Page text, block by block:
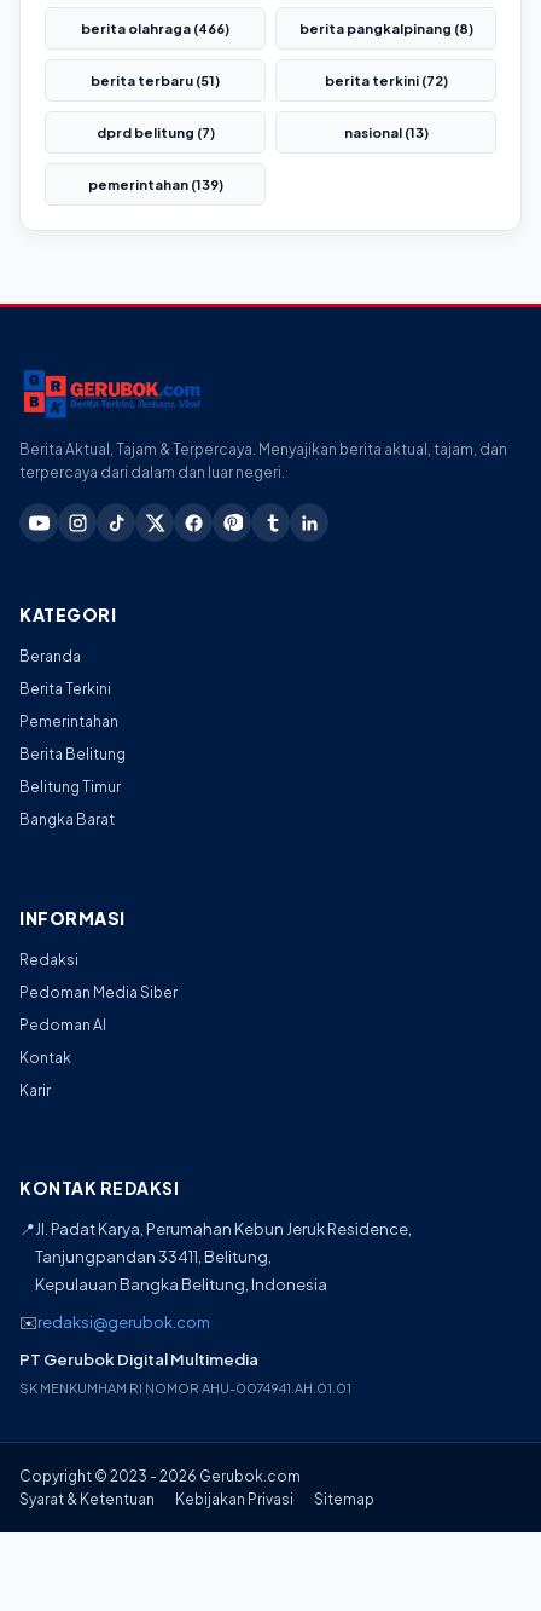
berita olahraga (466) berita pangkalpinang (8)
berita terbaru (51) berita terkini (72)
dprd belitung (7) nasional (13)
pemerintahan (139)
Berita Aktual, Tajam & Terpercaya. Menyajikan berita aktual, tajam, dan
terpercaya dari dalam dan luar negeri.
KATEGORI
Beranda
Berita Terkini
Pemerintahan
Berita Belitung
Belitung Timur
Bangka Barat
INFORMASI
Redaksi
Pedoman Media Siber
Pedoman AI
Kontak
Karir
KONTAK REDAKSI
📍Jl. Padat Karya, Perumahan Kebun Jeruk Residence,
Tanjungpandan 33411, Belitung,
Kepulauan Bangka Belitung, Indonesia
✉️redaksi@gerubok.com
PT Gerubok Digital Multimedia
SK MENKUMHAM RI NOMOR AHU-0074941.AH.01.01
Copyright © 2023 - 2026 Gerubok.com
Syarat & Ketentuan
Kebijakan Privasi Sitemap